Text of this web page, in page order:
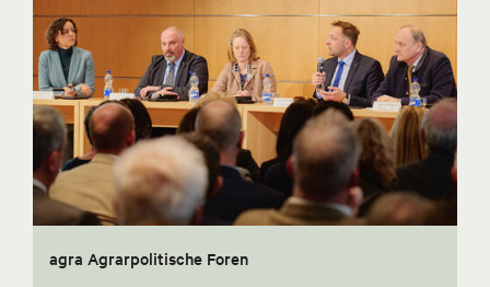
agra Agrarpolitische Foren